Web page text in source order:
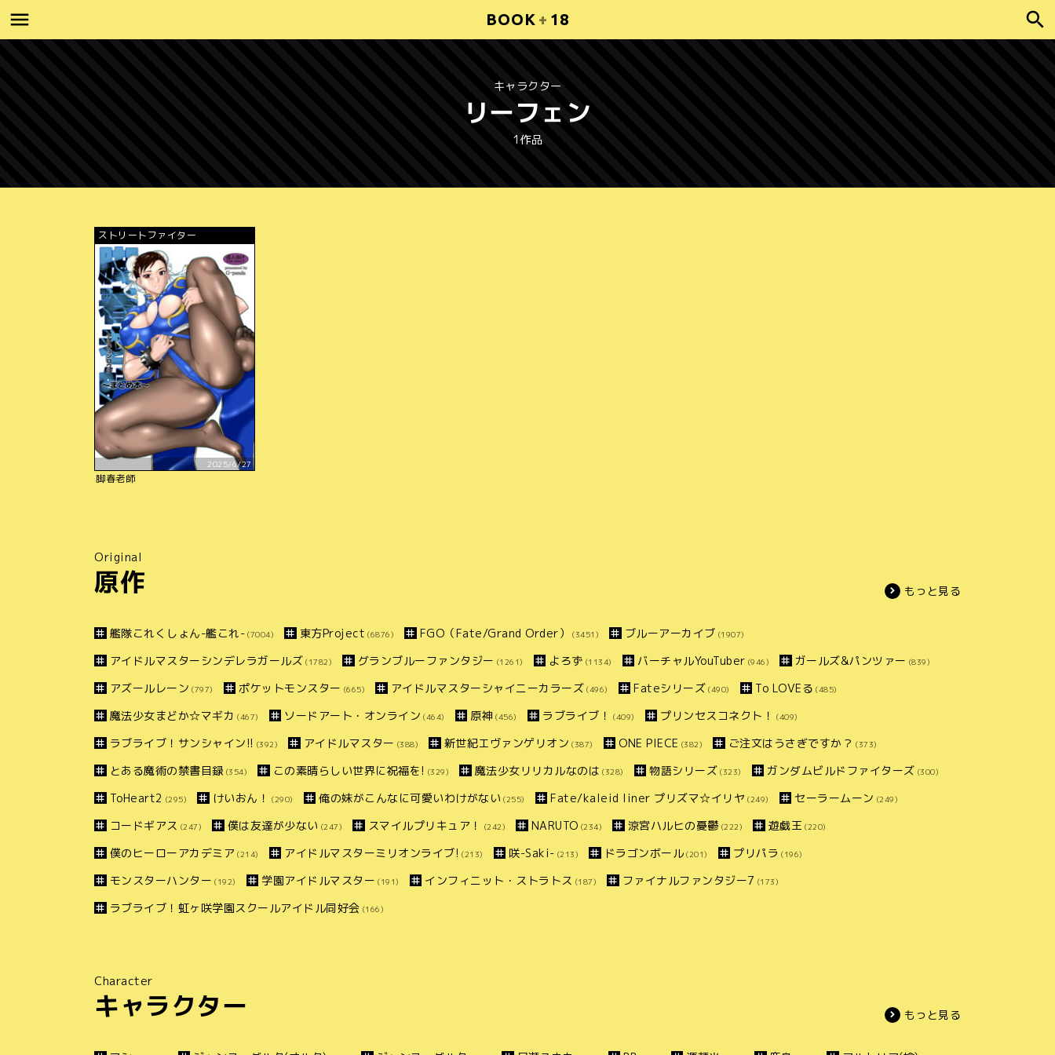
BOOK + 18
キャラクター
リーフェン
1作品
ストリートファイター
2025/6/27
脚春老師
Original
原作 もっと見る
艦隊これくしょん-艦これ- (7004) 東方Project (6876) FGO（Fate/Grand Order） (3451) ブルーアーカイブ (1907)
アイドルマスターシンデレラガールズ (1782) グランブルーファンタジー (1261) よろず (1134) バーチャルYouTuber (946) ガールズ&パンツァー (839)
アズールレーン (797) ポケットモンスター (665) アイドルマスターシャイニーカラーズ (496) Fateシリーズ (490) To LOVEる (485)
魔法少女まどか☆マギカ (467) ソードアート・オンライン (464) 原神 (456) ラブライブ！ (409) プリンセスコネクト！ (409)
ラブライブ！サンシャイン!! (392) アイドルマスター (388) 新世紀エヴァンゲリオン (387) ONE PIECE (382) ご注文はうさぎですか？ (373)
とある魔術の禁書目録 (354) この素晴らしい世界に祝福を! (329) 魔法少女リリカルなのは (328) 物語シリーズ (323) ガンダムビルドファイターズ (300)
ToHeart2 (295) けいおん！ (290) 俺の妹がこんなに可愛いわけがない (255) Fate/kaleid liner プリズマ☆イリヤ (249) セーラームーン (249)
コードギアス (247) 僕は友達が少ない (247) スマイルプリキュア！ (242) NARUTO (234) 涼宮ハルヒの憂鬱 (222) 遊戯王 (220)
僕のヒーローアカデミア (214) アイドルマスターミリオンライブ! (213) 咲-Saki- (213) ドラゴンボール (201) プリパラ (196)
モンスターハンター (192) 学園アイドルマスター (191) インフィニット・ストラトス (187) ファイナルファンタジー7 (173)
ラブライブ！虹ヶ咲学園スクールアイドル同好会 (166)
Character
キャラクター もっと見る